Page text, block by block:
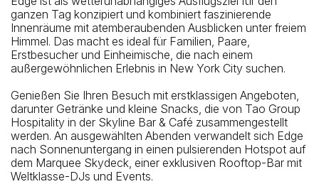
ganzen Tag konzipiert und kombiniert faszinierende
Innenräume mit atemberaubenden Ausblicken unter freiem
Himmel. Das macht es ideal für Familien, Paare,
Erstbesucher und Einheimische, die nach einem
außergewöhnlichen Erlebnis in New York City suchen.
Genießen Sie Ihren Besuch mit erstklassigen Angeboten,
darunter Getränke und kleine Snacks, die von Tao Group
Hospitality in der Skyline Bar & Café zusammengestellt
werden. An ausgewählten Abenden verwandelt sich Edge
nach Sonnenuntergang in einen pulsierenden Hotspot auf
dem Marquee Skydeck, einer exklusiven Rooftop-Bar mit
Weltklasse-DJs und Events.